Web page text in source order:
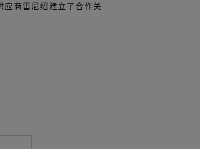
应商雷尼绍建立了合作关